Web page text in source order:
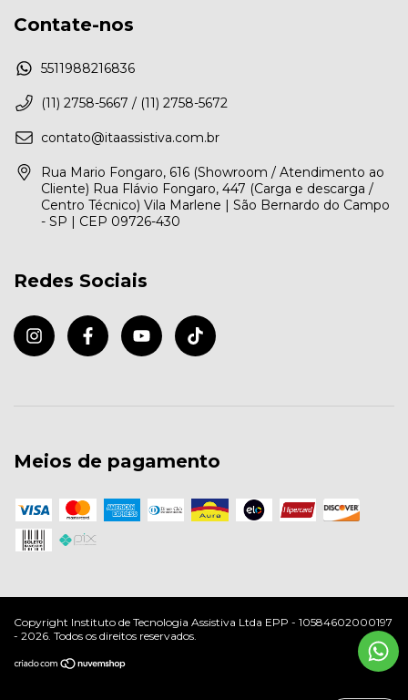
Contate-nos
5511988216836
(11) 2758-5667 / (11) 2758-5672
contato@itaassistiva.com.br
Rua Mario Fongaro, 616 (Showroom / Atendimento ao
Cliente) Rua Flávio Fongaro, 447 (Carga e descarga /
Centro Técnico) Vila Marlene | São Bernardo do Campo
- SP | CEP 09726-430
Redes Sociais
Meios de pagamento
Copyright Instituto de Tecnologia Assistiva Ltda EPP - 10584602000197
- 2026. Todos os direitos reservados.